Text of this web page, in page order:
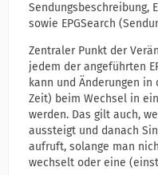
Sendungsbeschreibung,
sowie EPGSearch
Zentraler Punkt der
jedem der angeführten
kann und Änderungen
Zeit) beim Wechsel in
werden. Das gilt auch,
aussteigt und danach
aufruft, solange man
wechselt oder eine